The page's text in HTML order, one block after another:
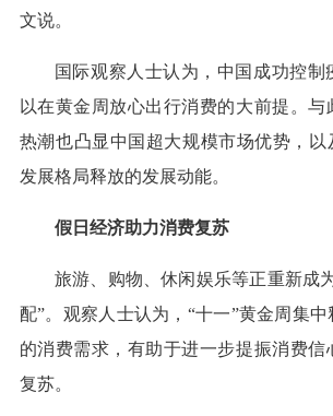
文说。
国际观察人士认为，中国成功控制
以在黄金周放心出行消费的大前提。与
热潮也凸显中国超大规模市场优势，以
发展格局释放的发展动能。
假日经济助力消费复苏
旅游、购物、休闲娱乐等正重新成
配”。观察人士认为，“十一”黄金周集
的消费需求，有助于进一步提振消费信
复苏。